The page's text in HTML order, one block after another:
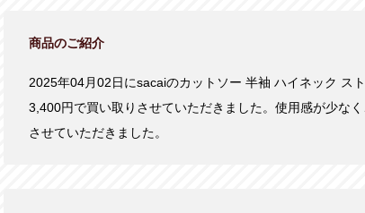
商品のご紹介
2025年04月02日にsacaiのカットソー 半袖 ハイネック ス
3,400円で買い取りさせていただきました。使用感が少な
させていただきました。